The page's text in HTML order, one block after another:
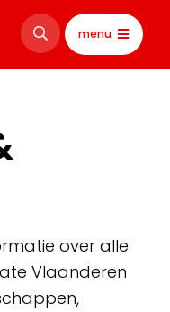
menu
over alle
Vlaanderen